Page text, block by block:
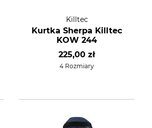
Killtec
Kurtka Sherpa Killtec
KOW 244
225,00 zł
4 Rozmiary